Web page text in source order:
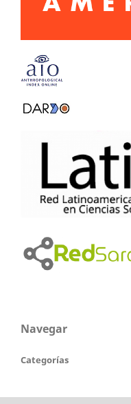
Navegar
Categorías